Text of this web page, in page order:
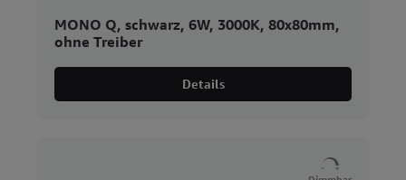
MONO Q, schwarz, 6W, 3000K, 80x80mm,
ohne Treiber
Details